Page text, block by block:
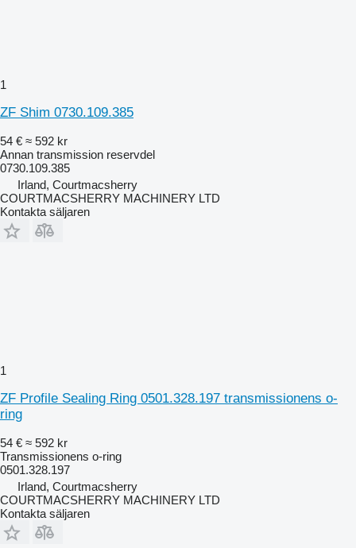
1
ZF Shim 0730.109.385
54 € ≈ 592 kr
Annan transmission reservdel
0730.109.385
Irland, Courtmacsherry
COURTMACSHERRY MACHINERY LTD
Kontakta säljaren
1
ZF Profile Sealing Ring 0501.328.197 transmissionens o-
ring
54 € ≈ 592 kr
Transmissionens o-ring
0501.328.197
Irland, Courtmacsherry
COURTMACSHERRY MACHINERY LTD
Kontakta säljaren